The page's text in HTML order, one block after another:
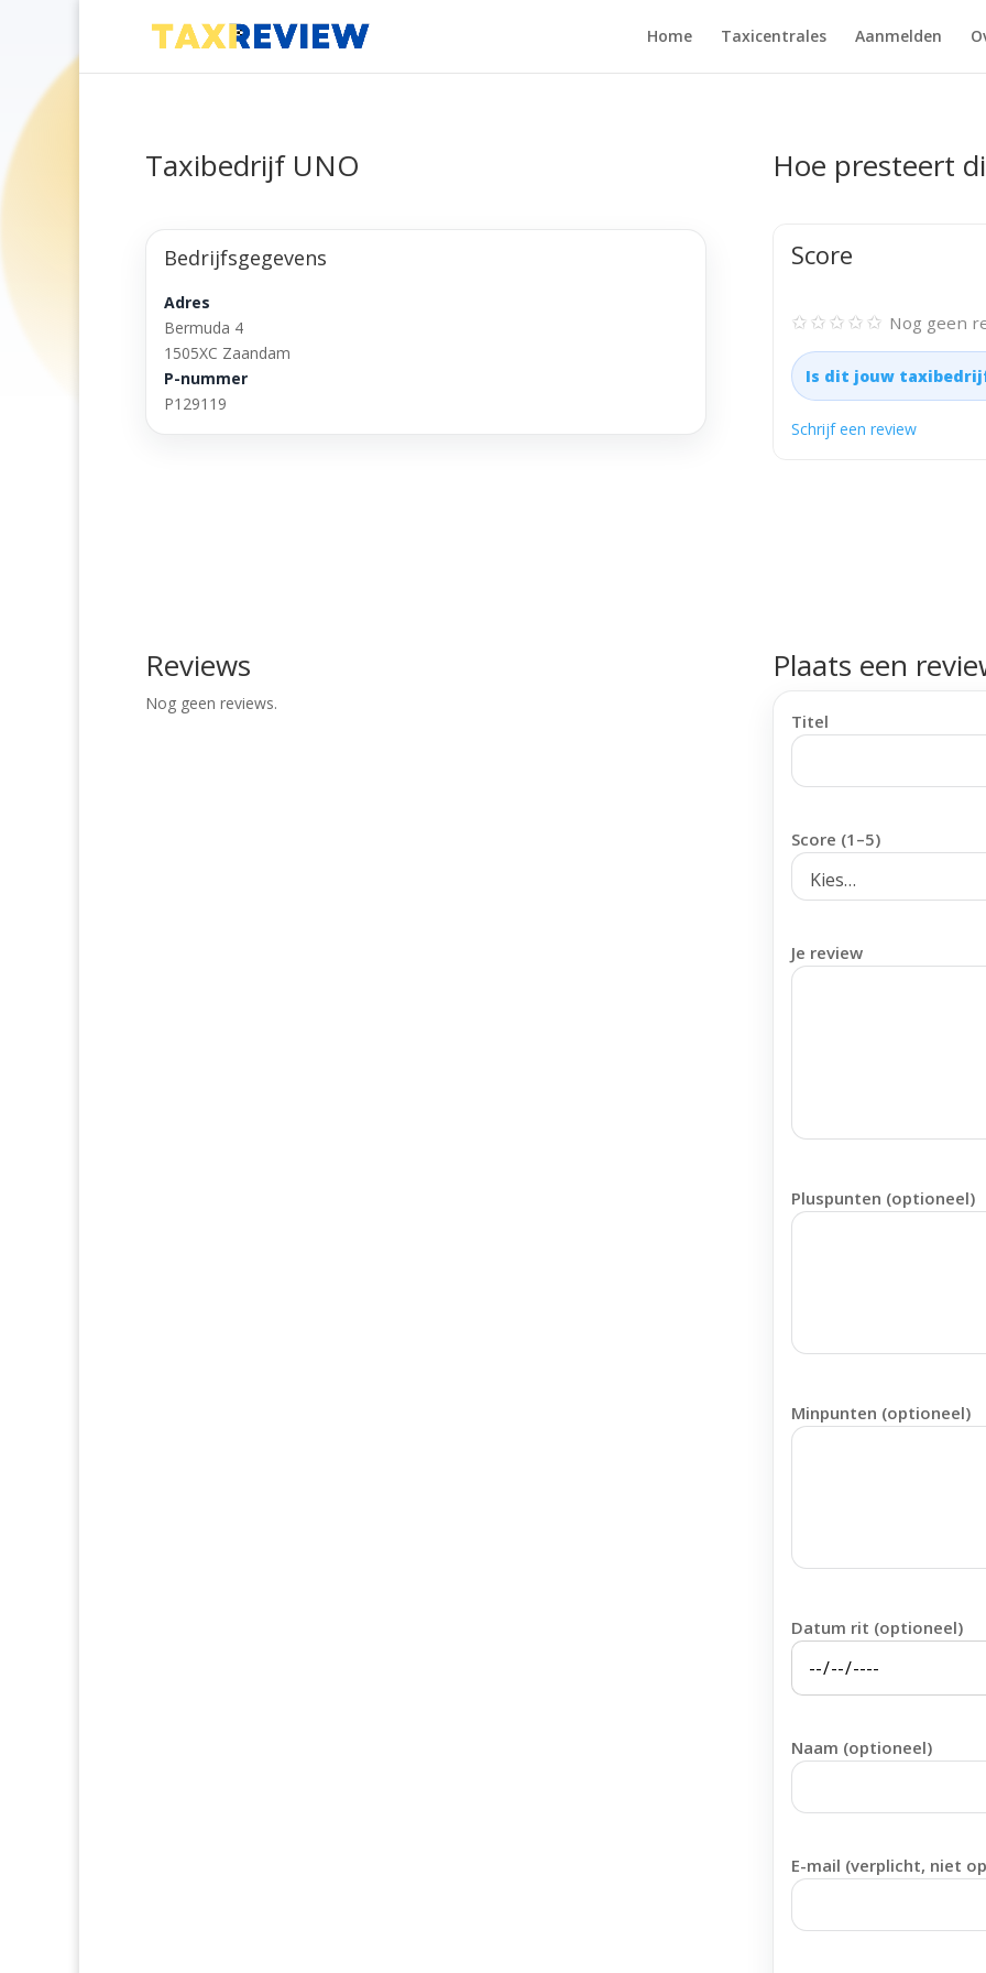
Home Taxicentrales Aanmelden
Taxibedrijf UNO
Bedrijfsgegevens
Adres
Bermuda 4
1505XC Zaandam
P-nummer
P129119
Hoe presteert
Score
✩✩✩✩✩ Nog geen
Is dit jouw
Schrijf een review
Reviews
Nog geen reviews.
Plaats een
Titel
Score (1–5)
Je review
Pluspunten (optioneel)
Minpunten (optioneel)
Datum rit (optioneel)
Naam (optioneel)
E-mail (verplicht, niet